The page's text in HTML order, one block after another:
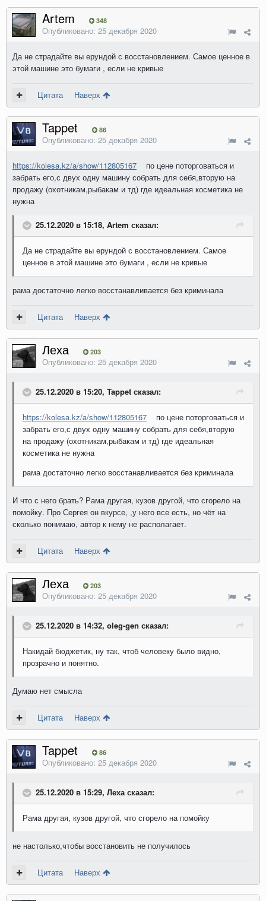
Artem 348
Опубликовано: 25 декабря 2020
Да не страдайте вы ерундой с восстановлением. Самое ценное в
этой машине это бумаги , если не кривые
Цитата Наверх
Tappet 86
Опубликовано: 25 декабря 2020
https://kolesa.kz/a/show/112805167 по цене поторговаться и
забрать его,с двух одну машину собрать для себя,вторую на
продажу (охотникам,рыбакам и тд) где идеальная косметика не
нужна
25.12.2020 в 15:18, Artem сказал:
Да не страдайте вы ерундой с восстановлением. Самое
ценное в этой машине это бумаги , если не кривые
рама достаточно легко восстанавливается без криминала
Цитата Наверх
Леха 203
Опубликовано: 25 декабря 2020
25.12.2020 в 15:20, Tappet сказал:
https://kolesa.kz/a/show/112805167 по цене поторговаться и
забрать его,с двух одну машину собрать для себя,вторую
на продажу (охотникам,рыбакам и тд) где идеальная
косметика не нужна
рама достаточно легко восстанавливается без криминала
И что с него брать? Рама другая, кузов другой, что сгорело на
помойку. Про Сергея он вкурсе, ,у него все есть, но чёт на
сколько понимаю, автор к нему не располагает.
Цитата Наверх
Леха 203
Опубликовано: 25 декабря 2020
25.12.2020 в 14:32, oleg-gen сказал:
Накидай бюджетик, ну так, чтоб человеку было видно,
прозрачно и понятно.
Думаю нет смысла
Цитата Наверх
Tappet 86
Опубликовано: 25 декабря 2020
25.12.2020 в 15:29, Леха сказал:
Рама другая, кузов другой, что сгорело на помойку
не настолько,чтобы восстановить не получилось
Цитата Наверх